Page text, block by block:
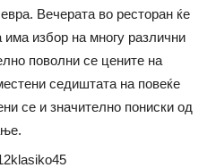
Вечерата во ресторан ќе
избор на многу различни
поволни се цените на
седиштата на повеќе
се и значително пониски од